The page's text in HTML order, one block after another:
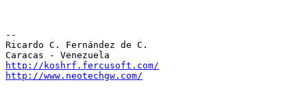
--
Ricardo C. Fernández de C.
http://koshrf.fercusoft.com/
http://www.neotechgw.com/